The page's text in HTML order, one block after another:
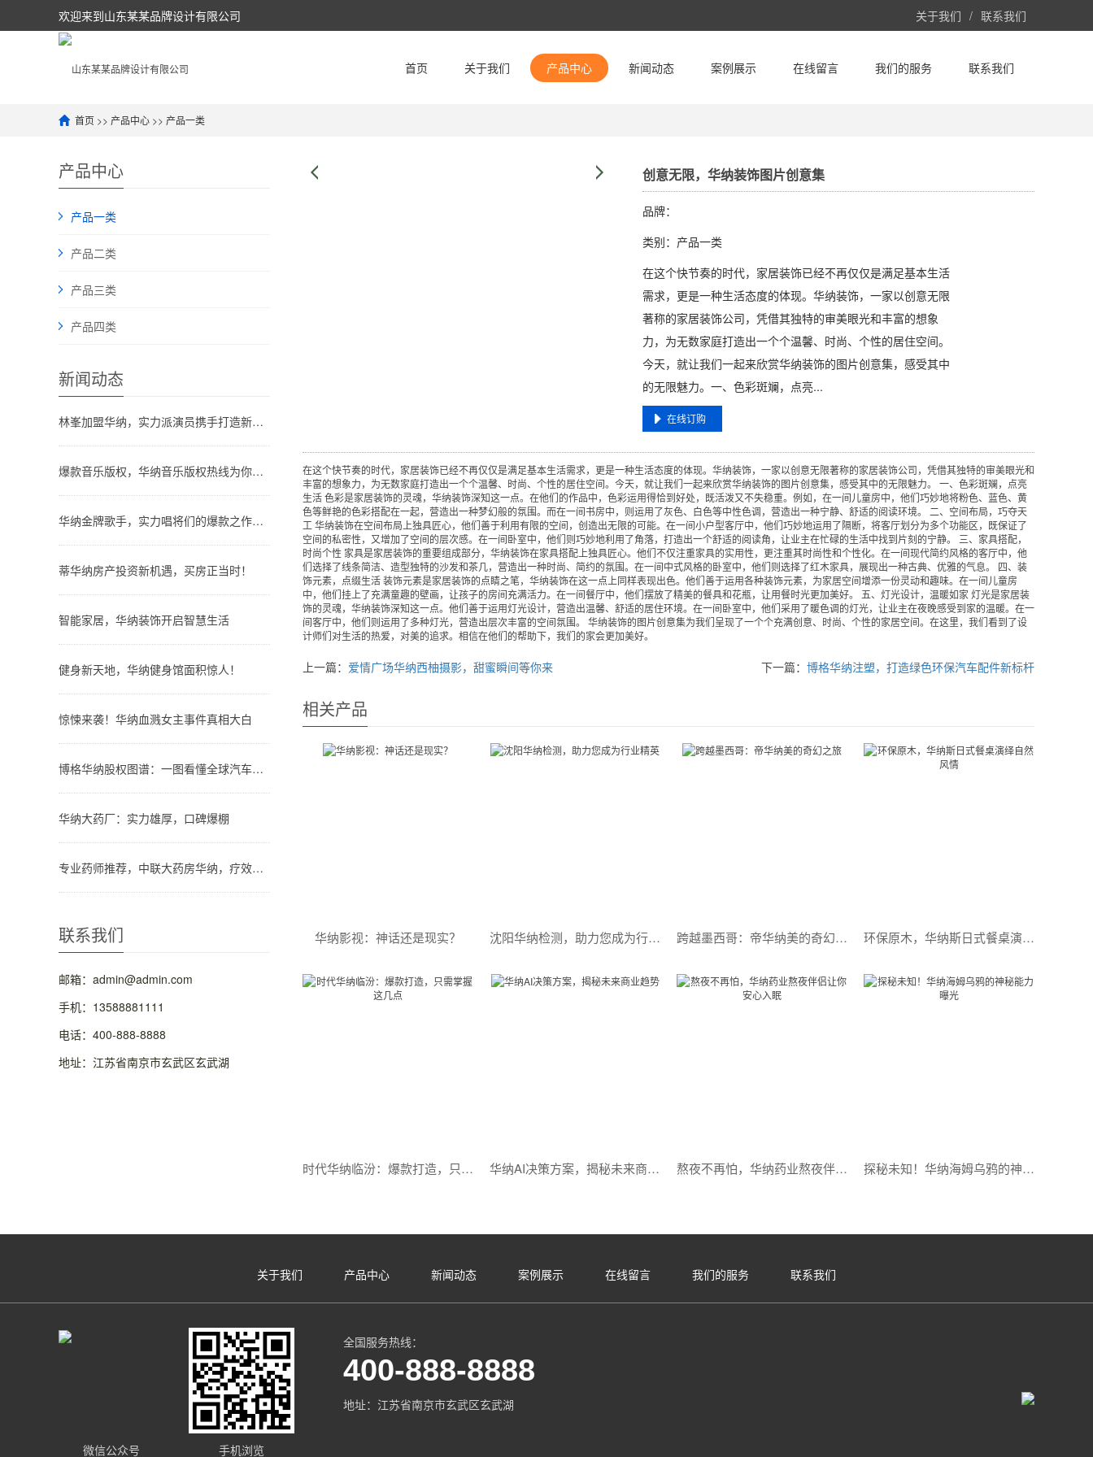
欢迎来到山东某某品牌设计有限公司 关于我们 / 联系我们
首页 关于我们 产品中心 新闻动态 案例展示 在线留言 我们的服务 联系我们
首页 >> 产品中心 >> 产品一类
产品中心
产品一类
产品二类
产品三类
产品四类
新闻动态
林峯加盟华纳，实力派演员携手打造新经典！
爆款音乐版权，华纳音乐版权热线为你服务！
华纳金牌歌手，实力唱将们的爆款之作大公开！
蒂华纳房产投资新机遇，买房正当时！
智能家居，华纳装饰开启智慧生活
健身新天地，华纳健身馆面积惊人！
惊悚来袭！华纳血溅女主事件真相大白
博格华纳股权图谱：一图看懂全球汽车零部件巨头的股权结构
华纳大药厂：实力雄厚，口碑爆棚
专业药师推荐，中联大药房华纳，疗效看得见！
联系我们
邮箱：admin@admin.com
手机：13588881111
电话：400-888-8888
地址：江苏省南京市玄武区玄武湖
创意无限，华纳装饰图片创意集
品牌：
类别：产品一类
在这个快节奏的时代，家居装饰已经不再仅仅是满足基本生活
需求，更是一种生活态度的体现。华纳装饰，一家以创意无限
著称的家居装饰公司，凭借其独特的审美眼光和丰富的想象
力，为无数家庭打造出一个个温馨、时尚、个性的居住空间。
今天，就让我们一起来欣赏华纳装饰的图片创意集，感受其中
的无限魅力。一、色彩斑斓，点亮...
在线订购
在这个快节奏的时代，家居装饰已经不再仅仅是满足基本生活需求，更是一种生活态度的体现。华纳装饰，一家以创意无限著称的家居装饰公司，凭借其独特的审美眼光和
丰富的想象力，为无数家庭打造出一个个温馨、时尚、个性的居住空间。今天，就让我们一起来欣赏华纳装饰的图片创意集，感受其中的无限魅力。 一、色彩斑斓，点亮
生活 色彩是家居装饰的灵魂，华纳装饰深知这一点。在他们的作品中，色彩运用得恰到好处，既活泼又不失稳重。例如，在一间儿童房中，他们巧妙地将粉色、蓝色、黄
色等鲜艳的色彩搭配在一起，营造出一种梦幻般的氛围。而在一间书房中，则运用了灰色、白色等中性色调，营造出一种宁静、舒适的阅读环境。 二、空间布局，巧夺天
工 华纳装饰在空间布局上独具匠心，他们善于利用有限的空间，创造出无限的可能。在一间小户型客厅中，他们巧妙地运用了隔断，将客厅划分为多个功能区，既保证了
空间的私密性，又增加了空间的层次感。在一间卧室中，他们则巧妙地利用了角落，打造出一个舒适的阅读角，让业主在忙碌的生活中找到片刻的宁静。 三、家具搭配，
时尚个性 家具是家居装饰的重要组成部分，华纳装饰在家具搭配上独具匠心。他们不仅注重家具的实用性，更注重其时尚性和个性化。在一间现代简约风格的客厅中，他
们选择了线条简洁、造型独特的沙发和茶几，营造出一种时尚、简约的氛围。在一间中式风格的卧室中，他们则选择了红木家具，展现出一种古典、优雅的气息。 四、装
饰元素，点缀生活 装饰元素是家居装饰的点睛之笔，华纳装饰在这一点上同样表现出色。他们善于运用各种装饰元素，为家居空间增添一份灵动和趣味。在一间儿童房
中，他们挂上了充满童趣的壁画，让孩子的房间充满活力。在一间餐厅中，他们摆放了精美的餐具和花瓶，让用餐时光更加美好。 五、灯光设计，温暖如家 灯光是家居装
饰的灵魂，华纳装饰深知这一点。他们善于运用灯光设计，营造出温馨、舒适的居住环境。在一间卧室中，他们采用了暖色调的灯光，让业主在夜晚感受到家的温暖。在一
间客厅中，他们则运用了多种灯光，营造出层次丰富的空间氛围。 华纳装饰的图片创意集为我们呈现了一个个充满创意、时尚、个性的家居空间。在这里，我们看到了设
计师们对生活的热爱，对美的追求。相信在他们的帮助下，我们的家会更加美好。
上一篇： 爱情广场华纳西柚摄影，甜蜜瞬间等你来 下一篇： 博格华纳注塑，打造绿色环保汽车配件新标杆
相关产品
华纳影视：神话还是现实？ 沈阳华纳检测，助力您成为行业精英 跨越墨西哥：帝华纳美的奇幻之旅 环保原木，华纳斯日式餐桌演绎自然风情
时代华纳临汾：爆款打造，只需掌握这几点 华纳AI决策方案，揭秘未来商业趋势 熬夜不再怕，华纳药业熬夜伴侣让你安心入眠 探秘未知！华纳海姆乌鸦的神秘能力曝光
关于我们 产品中心 新闻动态 案例展示 在线留言 我们的服务 联系我们
微信公众号 手机浏览
全国服务热线：
400-888-8888
地址：江苏省南京市玄武区玄武湖